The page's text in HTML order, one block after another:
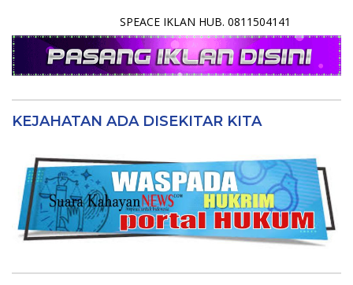
SPEACE IKLAN HUB. 0811504141
KEJAHATAN ADA DISEKITAR KITA